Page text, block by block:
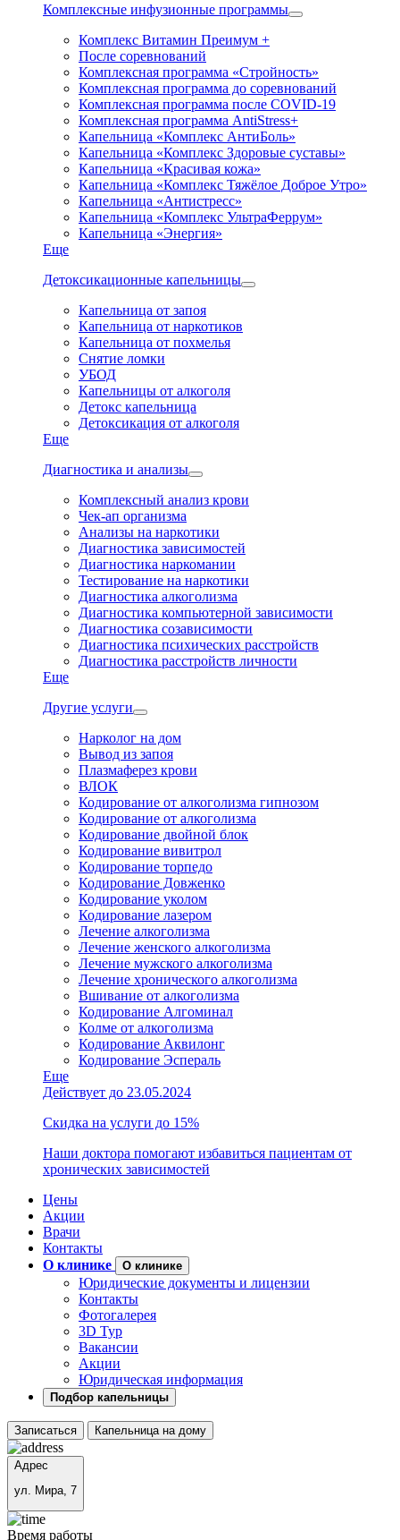
Комплексные инфузионные программы
Комплекс Витамин Преимум +
После соревнований
Комплексная программа «Стройность»
Комплексная программа до соревнований
Комплексная программа после COVID-19
Комплексная программа AntiStress+
Капельница «Комплекс АнтиБоль»
Капельница «Комплекс Здоровые суставы»
Капельница «Красивая кожа»
Капельница «Комплекс Тяжёлое Доброе Утро»
Капельница «Антистресс»
Капельница «Комплекс УльтраФеррум»
Капельница «Энергия»
Еще
Детоксикационные капельницы
Капельница от запоя
Капельница от наркотиков
Капельница от похмелья
Снятие ломки
УБОД
Капельницы от алкоголя
Детокс капельница
Детоксикация от алкоголя
Еще
Диагностика и анализы
Комплексный анализ крови
Чек-ап организма
Анализы на наркотики
Диагностика зависимостей
Диагностика наркомании
Тестирование на наркотики
Диагностика алкоголизма
Диагностика компьютерной зависимости
Диагностика созависимости
Диагностика психических расстройств
Диагностика расстройств личности
Еще
Другие услуги
Нарколог на дом
Вывод из запоя
Плазмаферез крови
ВЛОК
Кодирование от алкоголизма гипнозом
Кодирование от алкоголизма
Кодирование двойной блок
Кодирование вивитрол
Кодирование торпедо
Кодирование Довженко
Кодирование уколом
Кодирование лазером
Лечение алкоголизма
Лечение женского алкоголизма
Лечение мужского алкоголизма
Лечение хронического алкоголизма
Вшивание от алкоголизма
Кодирование Алгоминал
Колме от алкоголизма
Кодирование Аквилонг
Кодирование Эспераль
Еще
Действует до 23.05.2024
Скидка на услуги до 15%
Наши доктора помогают избавиться пациентам от
хронических зависимостей
Цены
Акции
Врачи
Контакты
О клинике
О клинике
Юридические документы и лицензии
Контакты
Фотогалерея
3D Тур
Вакансии
Акции
Юридическая информация
Подбор капельницы
Записаться Капельница на дому
Адрес
ул. Мира, 7
Время работы